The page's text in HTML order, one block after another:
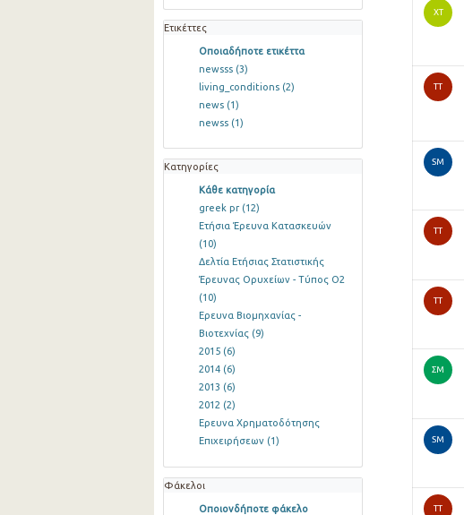
Ετικέττες
Οποιαδήποτε ετικέττα
newsss (3)
living_conditions (2)
news (1)
newss (1)
Κατηγορίες
Κάθε κατηγορία
greek pr (12)
Ετήσια Έρευνα Κατασκευών
(10)
Δελτία Ετήσιας Στατιστικής
Έρευνας Ορυχείων - Τύπος Ο2
(10)
Ερευνα Βιομηχανίας -
Βιοτεχνίας (9)
2015 (6)
2014 (6)
2013 (6)
2012 (2)
Ερευνα Χρηματοδότησης
Επιχειρήσεων (1)
Φάκελοι
Οποιονδήποτε φάκελο
ΧΤ
TT
SM
TT
TT
ΣΜ
SM
TT